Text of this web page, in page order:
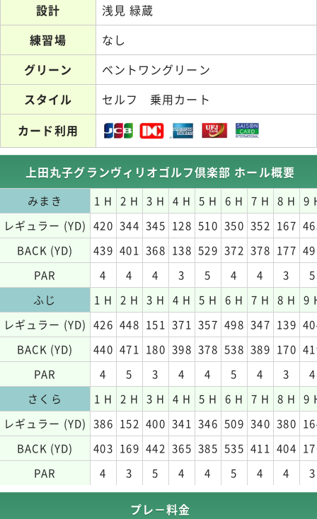
設計
浅見 緑蔵
練習場
なし
グリーン
ベントワングリーン
スタイル
セルフ 乗用カート
カード利用
上田丸子グランヴィリオゴルフ倶楽部 ホール概要
みまき 1 H 2 H 3 H 4 H 5 H 6 H 7 H 8 H
9
レギュラー (YD) 420 344 345 128 510 350 352 167
BACK (YD)
439 401 368 138 529 372 378 177
PAR
4 4 4 3 5 4 4 3
5
ふじ
1 H 2 H 3 H 4 H 5 H 6 H 7 H 8 H
9
レギュラー (YD) 426 448 151 371 357 498 347 139
BACK (YD)
440 471 180 398 378 538 389 170
PAR
4 5 3 4 4 5 4 3
4
さくら
1 H 2 H 3 H 4 H 5 H 6 H 7 H 8 H
9
レギュラー (YD) 386 152 400 341 346 509 340 380
BACK (YD)
403 169 442 365 385 535 411 404
PAR
4 3 5 4 4 5 4 4 3
プレ－料金